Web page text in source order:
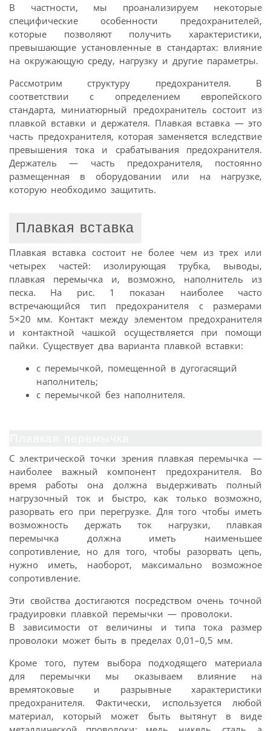
В частности, мы проанализируем некоторые
специфические особенности предохранителей,
которые позволяют получить характеристики,
превышающие установленные в стандартах: влияние
на окружающую среду, нагрузку и другие параметры.
Рассмотрим структуру предохранителя. В
соответствии с определением европейского
стандарта, миниатюрный предохранитель состоит из
плавкой вставки и держателя. Плавкая вставка — это
часть предохранителя, которая заменяется вследствие
превышения тока и срабатывания предохранителя.
Держатель — часть предохранителя, постоянно
размещенная в оборудовании или на нагрузке,
которую необходимо защитить.
Плавкая вставка
Плавкая вставка состоит не более чем из трех или
четырех частей: изолирующая трубка, выводы,
плавкая перемычка и, возможно, наполнитель из
песка. На рис. 1 показан наиболее часто
встречающийся тип предохранителя с размерами
5×20 мм. Контакт между элементом предохранителя
и контактной чашкой осуществляется при помощи
пайки. Существует два варианта плавкой вставки:
с перемычкой, помещенной в дугогасящий
наполнитель;
с перемычкой без наполнителя.
С электрической точки зрения плавкая перемычка —
наиболее важный компонент предохранителя. Во
время работы она должна выдерживать полный
нагрузочный ток и быстро, как только возможно,
разорвать его при перегрузке. Для того чтобы иметь
возможность держать ток нагрузки, плавкая
перемычка должна иметь наименьшее
сопротивление, но для того, чтобы разорвать цепь,
нужно иметь, наоборот, максимально возможное
сопротивление.
Эти свойства достигаются посредством очень точной
градуировки плавкой перемычки — проволоки.
В зависимости от величины и типа тока размер
проволоки может быть в пределах 0,01–0,5 мм.
Кроме того, путем выбора подходящего материала
для перемычки мы оказываем влияние на
времятоковые и разрывные характеристики
предохранителя. Фактически, используется любой
материал, который может быть вытянут в виде